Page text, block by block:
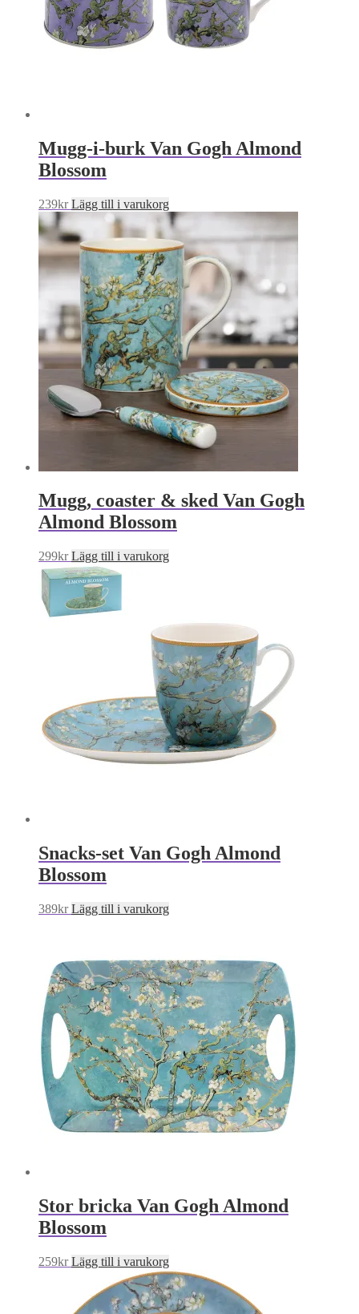
Mugg-i-burk Van Gogh Almond
Blossom
239kr Lägg till i varukorg
Mugg, coaster & sked Van Gogh
Almond Blossom
299kr Lägg till i varukorg
Snacks-set Van Gogh Almond
Blossom
389kr Lägg till i varukorg
Stor bricka Van Gogh Almond
Blossom
259kr Lägg till i varukorg